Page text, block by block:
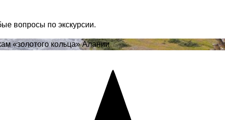
вопросы по экскурсии.
«золотого кольца» Алании